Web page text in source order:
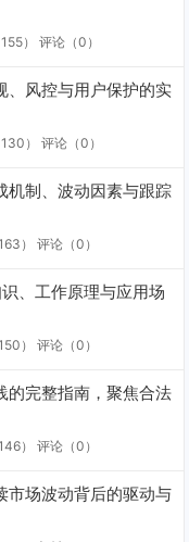
） 评论（0 ）
、风控与用户保护的实
） 评论（0 ）
机制、波动因素与跟踪
） 评论（0 ）
、工作原理与应用场
） 评论（0 ）
的完整指南，聚焦合法
） 评论（0 ）
市场波动背后的驱动与